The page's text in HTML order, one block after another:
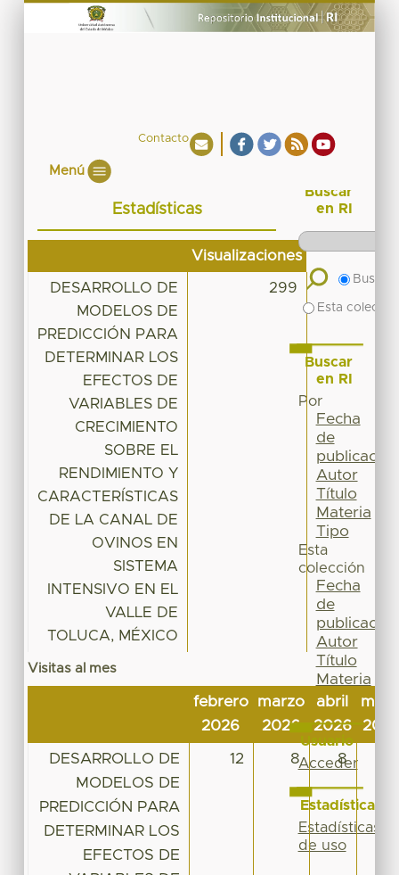
Contacto
Menú
Estadísticas
Visualizaciones
DESARROLLO DE
MODELOS DE
PREDICCIÓN PARA
DETERMINAR LOS
EFECTOS DE
VARIABLES DE
CRECIMIENTO
SOBRE EL
RENDIMIENTO Y
CARACTERÍSTICAS
DE LA CANAL DE
OVINOS EN
SISTEMA
INTENSIVO EN EL
VALLE DE
TOLUCA, MÉXICO
299
Visitas al mes
febrero
2026
marzo
2026
abril
2026
DESARROLLO DE
MODELOS DE
PREDICCIÓN PARA
DETERMINAR LOS
EFECTOS DE
12 8 8
Buscar
en RI
Buscar
Esta
Buscar
en RI
Por
Fecha
de
publicación
Autor
Título
Materia
Tipo
Esta
colección
Fecha
de
publicación
Autor
Título
Materia
Tipo
Usuario
Acceder
Estadísticas
Estadísticas
de uso